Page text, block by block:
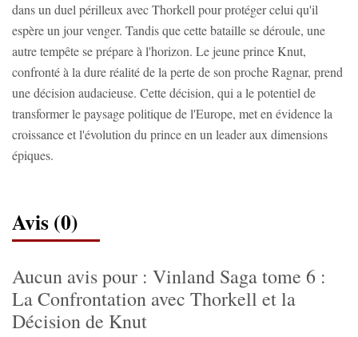
dans un duel périlleux avec Thorkell pour protéger celui qu'il
espère un jour venger. Tandis que cette bataille se déroule, une
autre tempête se prépare à l'horizon. Le jeune prince Knut,
confronté à la dure réalité de la perte de son proche Ragnar, prend
une décision audacieuse. Cette décision, qui a le potentiel de
transformer le paysage politique de l'Europe, met en évidence la
croissance et l'évolution du prince en un leader aux dimensions
épiques.
Avis (0)
Aucun avis pour : Vinland Saga tome 6 :
La Confrontation avec Thorkell et la
Décision de Knut